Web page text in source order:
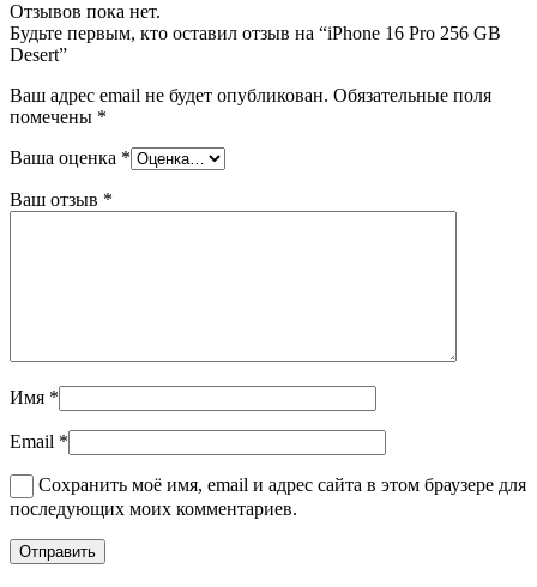
Отзывов пока нет.
Будьте первым, кто оставил отзыв на “iPhone 16 Pro 256 GB
Desert”
Ваш адрес email не будет опубликован. Обязательные поля
помечены *
Ваша оценка *
Ваш отзыв *
Имя *
Email *
Сохранить моё имя, email и адрес сайта в этом браузере для
последующих моих комментариев.